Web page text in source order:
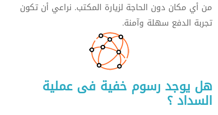
من أي مكان دون الحاجة لزيارة المكتب. نراعي أن تكون
تجربة الدفع سهلة وآمنة.
هل يوجد رسوم خفية فى عملية
السداد ؟